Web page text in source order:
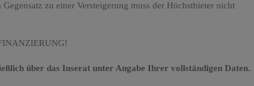
zu einer Versteigerung muss der Höchstbieter nicht
über das Inserat unter Angabe Ihrer vollständigen Daten.